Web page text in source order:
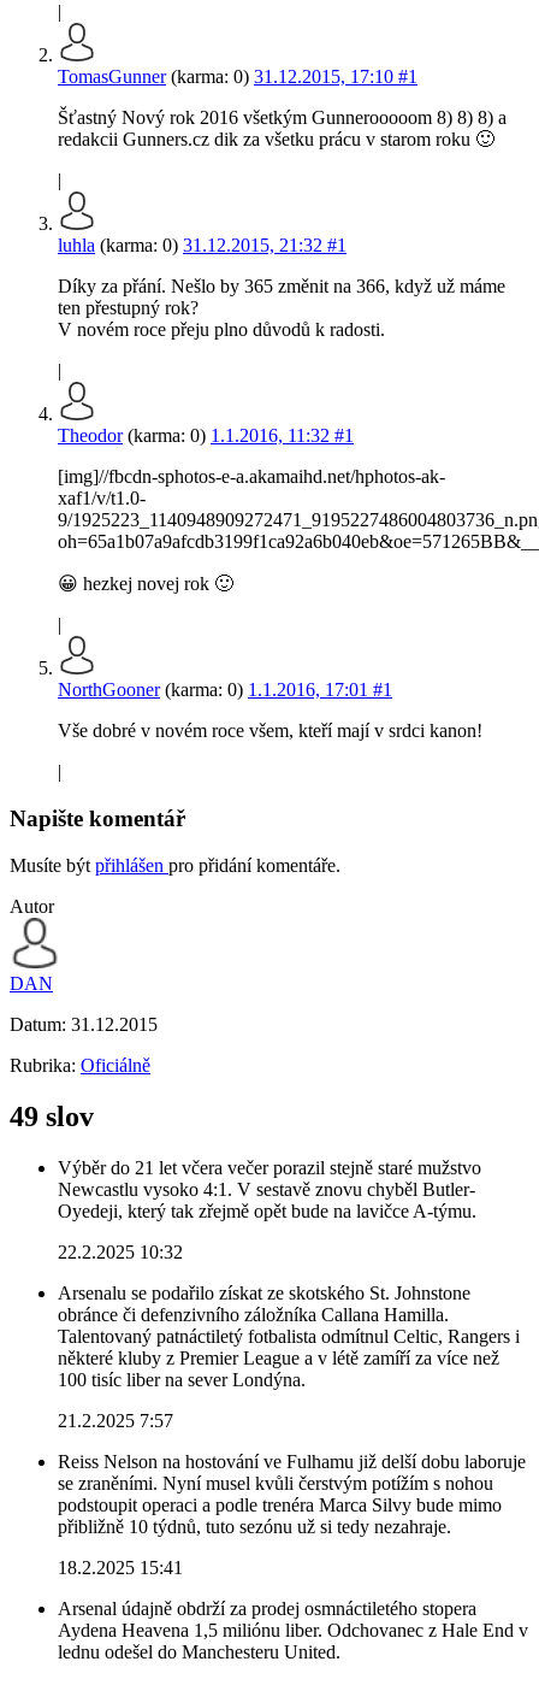
|
TomasGunner(karma: 0) 31.12.2015, 17:10 #1
Šťastný Nový rok 2016 všetkým Gunnerooooom 8) 8) 8) a
redakcii Gunners.cz dik za všetku prácu v starom roku 🙂
|
luhla (karma: 0) 31.12.2015, 21:32 #1
Díky za přání. Nešlo by 365 změnit na 366, když už máme
ten přestupný rok?
V novém roce přeju plno důvodů k radosti.
|
Theodor(karma: 0) 1.1.2016, 11:32 #1
[img]//fbcdn-sphotos-e-a.akamaihd.net/hphotos-ak-
xaf1/v/t1.0-
9/
😀 hezkej novej rok 🙂
|
NorthGooner(karma: 0) 1.1.2016, 17:01 #1
Vše dobré v novém roce všem, kteří mají v srdci kanon!
|
Napište komentář
Musíte být přihlášen pro přidání komentáře.
Autor
DAN
Datum: 31.12.2015
Rubrika: Oficiálně
49 slov
Výběr do 21 let včera večer porazil stejně staré mužstvo
Newcastlu vysoko 4:1. V sestavě znovu chyběl Butler-
Oyedeji, který tak zřejmě opět bude na lavičce A-týmu.
22.2.2025 10:32
Arsenalu se podařilo získat ze skotského St. Johnstone
obránce či defenzivního záložníka Callana Hamilla.
Talentovaný patnáctiletý fotbalista odmítnul Celtic, Rangers i
některé kluby z Premier League a v létě zamíří za více než
100 tisíc liber na sever Londýna.
21.2.2025 7:57
Reiss Nelson na hostování ve Fulhamu již delší dobu laboruje
se zraněními. Nyní musel kvůli čerstvým potížím s nohou
podstoupit operaci a podle trenéra Marca Silvy bude mimo
přibližně 10 týdnů, tuto sezónu už si tedy nezahraje.
18.2.2025 15:41
Arsenal údajně obdrží za prodej osmnáctiletého stopera
Aydena Heavena 1,5 miliónu liber. Odchovanec z Hale End v
lednu odešel do Manchesteru United.